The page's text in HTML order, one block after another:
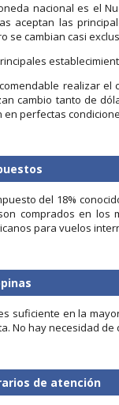
nacional es el
aceptan las
se cambian casi
realizar el
cambio tanto de
en perfectas
del 18%
comprados en los
para vuelos
suficiente en la
No hay necesidad
de atención